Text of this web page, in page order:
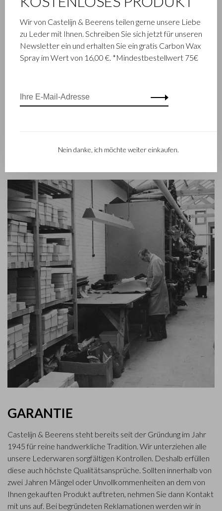
Beerens ist ein renommiertes Familienunternehmen, das
schon seit 1945 Luxuslederwaren entwirft und herstellt. Das
Unternehmen wurde geboren, als Stickmeister Walter
Castelijn und Lederstanzer Marinus Beerens den Beschluss
Geschicke des Unternehmens übernommen und genießt
Castelijn & Beerens einen internationalen Ruf. Die
widerspiegelt, das 2012 eingeführt worden ist.
GARANTIE
Castelijn & Beerens steht bereits seit der Gründung im Jahr
1945 für reine handwerkliche Tradition. Wir unterziehen alle
unsere Lederwaren sorgfältigen Kontrollen. Deshalb erfüllen
diese auch höchste Qualitätsansprüche. Sollten innerhalb von
zwei Jahren Mängel oder Unvollkommenheiten an dem von
Ihnen gekauften Produkt auftreten, nehmen Sie dann Kontakt
mit uns auf. Bei begründeten Reklamationen werden wir in
Wir von Castelijn & Beerens teilen gerne unsere Liebe
zu Leder mit Ihnen. Schreiben Sie sich jetzt für unseren
Newsletter ein und erhalten Sie ein gratis Carbon Wax
Spray im Wert von 16,00 €. *Mindestbestellwert 75€
Nein danke, ich möchte weiter einkaufen.